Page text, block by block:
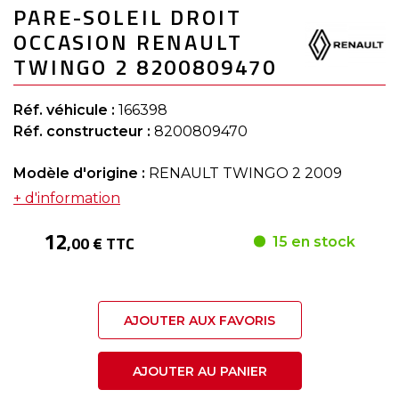
to
the
beginning
of
the
images
gallery
PARE-SOLEIL DROIT
OCCASION RENAULT
TWINGO 2 8200809470
Réf. véhicule : 166398
Réf. constructeur : 8200809470
Modèle d'origine : RENAULT TWINGO 2 2009
+ d'information
12,00 € TTC 15 en stock
AJOUTER AUX FAVORIS
AJOUTER AU PANIER